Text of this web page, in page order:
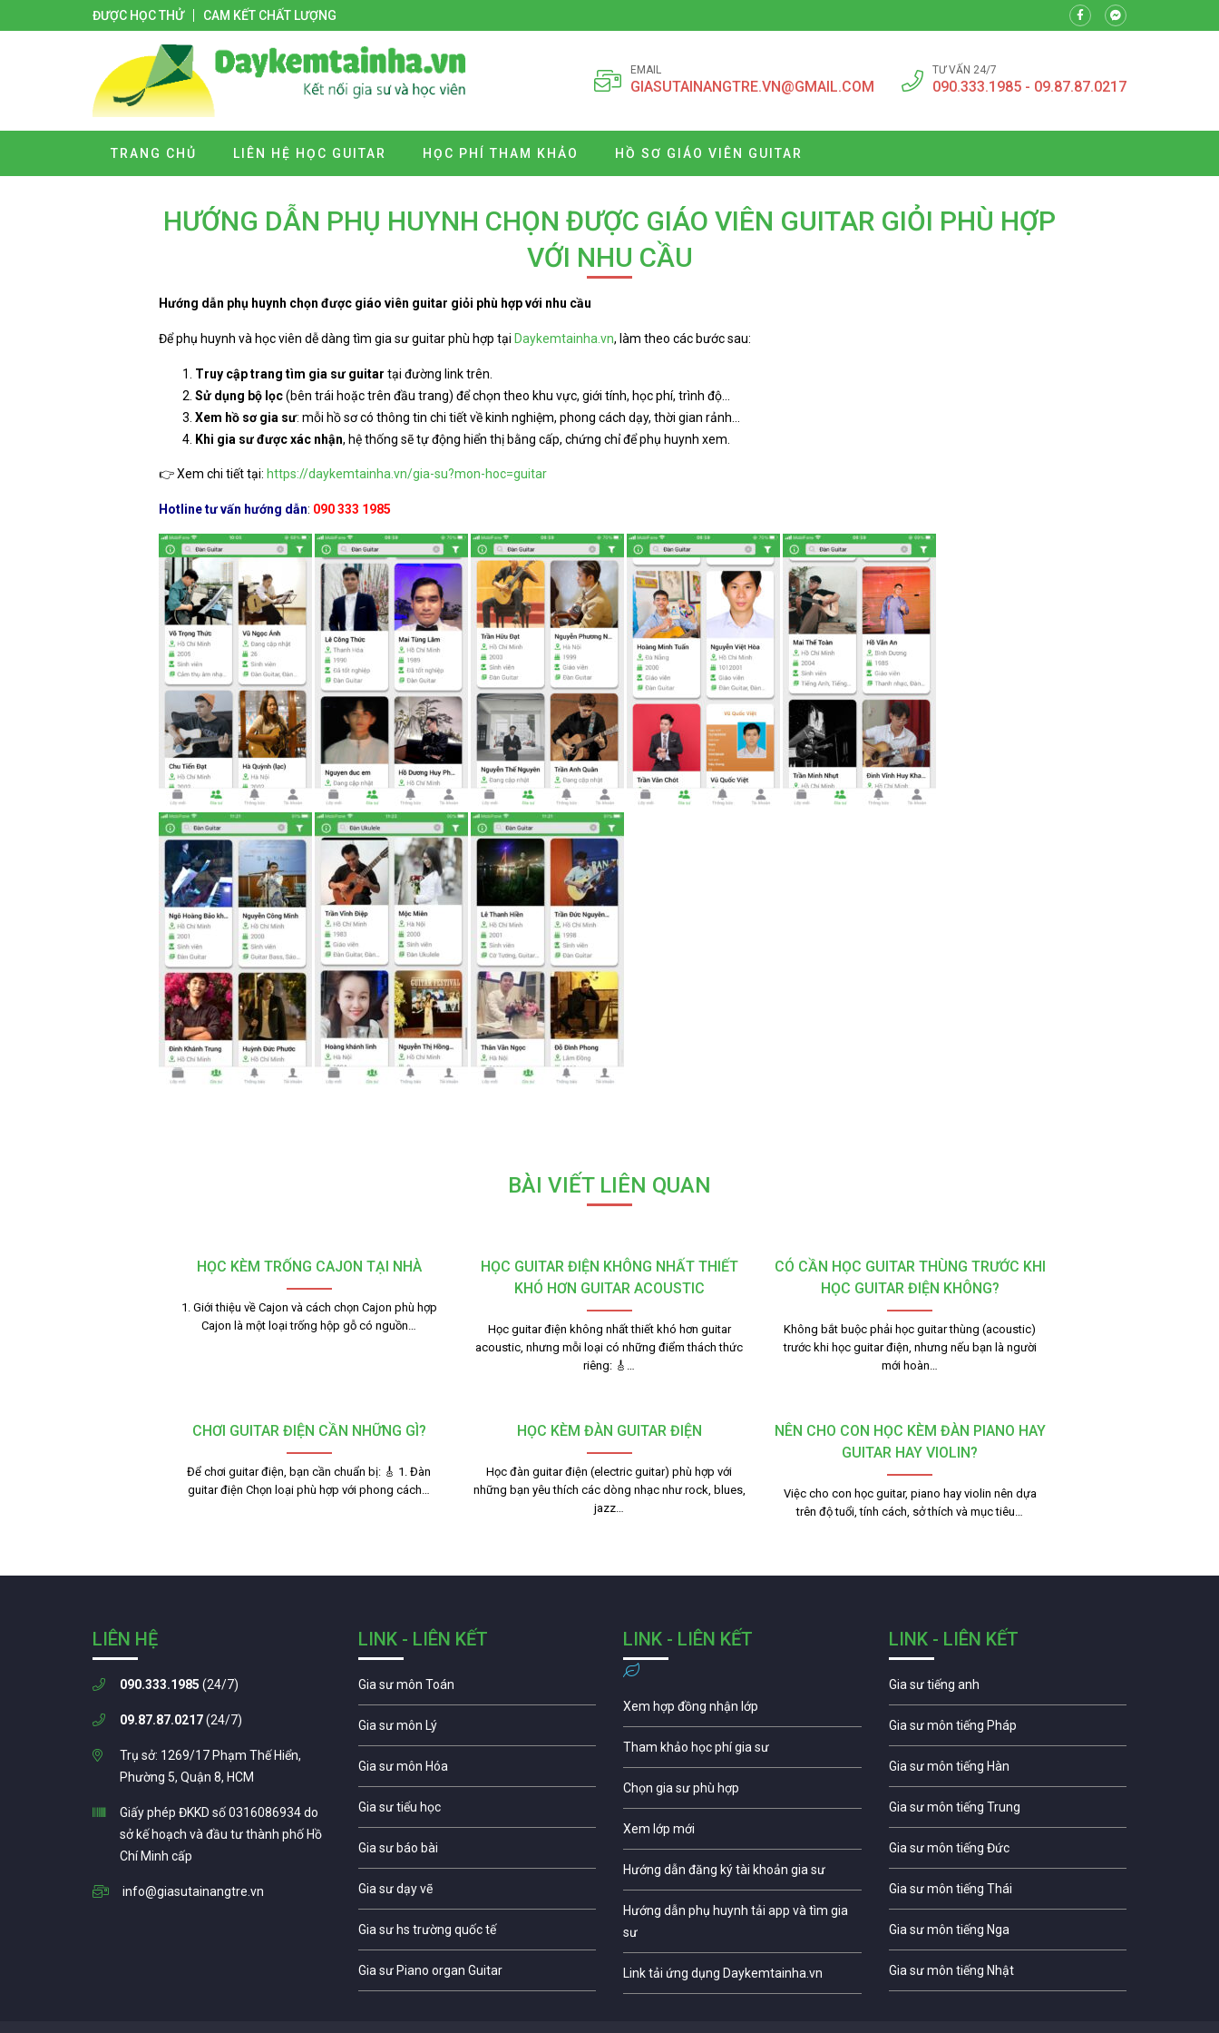
ĐƯỢC HỌC THỬ CAM KẾT CHẤT LƯỢNG
EMAIL
GIASUTAINANGTRE.VN@GMAIL.COM
TƯ VẤN 24/7
090.333.1985 - 09.87.87.0217
TRANG CHỦ LIÊN HỆ HỌC GUITAR HỌC PHÍ THAM KHẢO HỒ SƠ GIÁO VIÊN GUITAR
HƯỚNG DẪN PHỤ HUYNH CHỌN ĐƯỢC GIÁO VIÊN GUITAR GIỎI PHÙ HỢP
VỚI NHU CẦU
Hướng dẫn phụ huynh chọn được giáo viên guitar giỏi phù hợp với nhu cầu
Để phụ huynh và học viên dễ dàng tìm gia sư guitar phù hợp tại Daykemtainha.vn, làm theo các bước sau:
Truy cập trang tìm gia sư guitar tại đường link trên.
Sử dụng bộ lọc(bên trái hoặc trên đầu trang) để chọn theo khu vực, giới tính, học phí, trình độ…
Xem hồ sơ gia sư: mỗi hồ sơ có thông tin chi tiết về kinh nghiệm, phong cách dạy, thời gian rảnh…
Khi gia sư được xác nhận, hệ thống sẽ tự động hiển thị bằng cấp, chứng chỉ để phụ huynh xem.
👉 Xem chi tiết tại: https://daykemtainha.vn/gia-su?mon-hoc=guitar
Hotline tư vấn hướng dẫn: 090 333 1985
BÀI VIẾT LIÊN QUAN
HỌC KÈM TRỐNG CAJON TẠI NHÀ
1. Giới thiệu về Cajon và cách chọn Cajon phù hợp
Cajon là một loại trống hộp gỗ có nguồn…
HỌC GUITAR ĐIỆN KHÔNG NHẤT THIẾT
KHÓ HƠN GUITAR ACOUSTIC
Học guitar điện không nhất thiết khó hơn guitar
acoustic, nhưng mỗi loại có những điểm thách thức
riêng: 🎸…
CÓ CẦN HỌC GUITAR THÙNG TRƯỚC KHI
HỌC GUITAR ĐIỆN KHÔNG?
Không bắt buộc phải học guitar thùng (acoustic)
trước khi học guitar điện, nhưng nếu bạn là người
mới hoàn…
CHƠI GUITAR ĐIỆN CẦN NHỮNG GÌ?
Để chơi guitar điện, bạn cần chuẩn bị: 🎸 1. Đàn
guitar điện Chọn loại phù hợp với phong cách…
HỌC KÈM ĐÀN GUITAR ĐIỆN
Học đàn guitar điện (electric guitar) phù hợp với
những bạn yêu thích các dòng nhạc như rock, blues,
jazz…
NÊN CHO CON HỌC KÈM ĐÀN PIANO HAY
GUITAR HAY VIOLIN?
Việc cho con học guitar, piano hay violin nên dựa
trên độ tuổi, tính cách, sở thích và mục tiêu…
LIÊN HỆ
090.333.1985 (24/7)
09.87.87.0217(24/7)
Trụ sở: 1269/17 Phạm Thế Hiển,
Phường 5, Quận 8, HCM
Giấy phép ĐKKD số 0316086934 do
sở kế hoạch và đầu tư thành phố Hồ
Chí Minh cấp
info@giasutainangtre.vn
LINK - LIÊN KẾT
Gia sư môn Toán
Gia sư môn Lý
Gia sư môn Hóa
Gia sư tiểu học
Gia sư báo bài
Gia sư dạy vẽ
Gia sư hs trường quốc tế
Gia sư Piano organ Guitar
LINK - LIÊN KẾT
Xem hợp đồng nhận lớp
Tham khảo học phí gia sư
Chọn gia sư phù hợp
Xem lớp mới
Hướng dẫn đăng ký tài khoản gia sư
Hướng dẫn phụ huynh tải app và tìm gia
sư
Link tải ứng dụng Daykemtainha.vn
LINK - LIÊN KẾT
Gia sư tiếng anh
Gia sư môn tiếng Pháp
Gia sư môn tiếng Hàn
Gia sư môn tiếng Trung
Gia sư môn tiếng Đức
Gia sư môn tiếng Thái
Gia sư môn tiếng Nga
Gia sư môn tiếng Nhật